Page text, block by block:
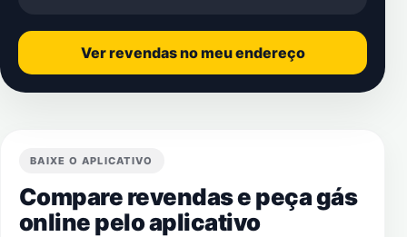
Ver revendas no meu endereço
BAIXE O APLICATIVO
Compare revendas e peça gás
online pelo aplicativo